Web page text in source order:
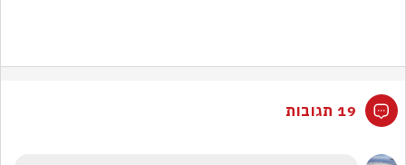
19 תגובות